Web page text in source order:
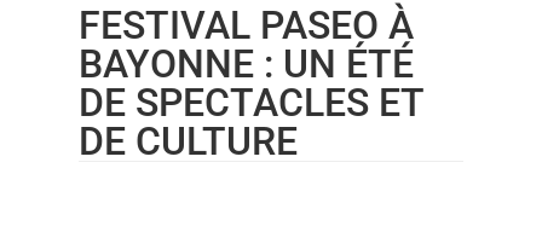
FESTIVAL PASEO À
BAYONNE : UN ÉTÉ
DE SPECTACLES ET
DE CULTURE